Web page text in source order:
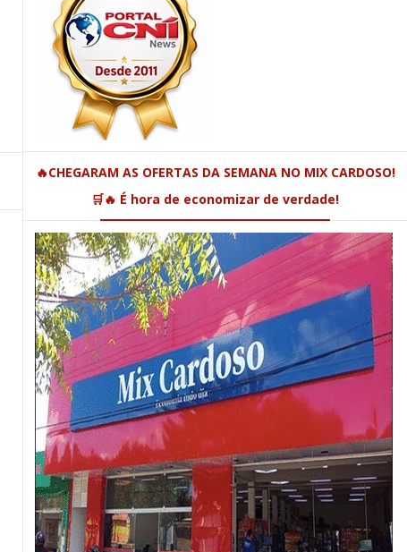
🔥CHEGARAM AS OFERTAS DA SEMANA NO MIX CARDOSO!
🛒🔥 É hora de economizar de verdade!